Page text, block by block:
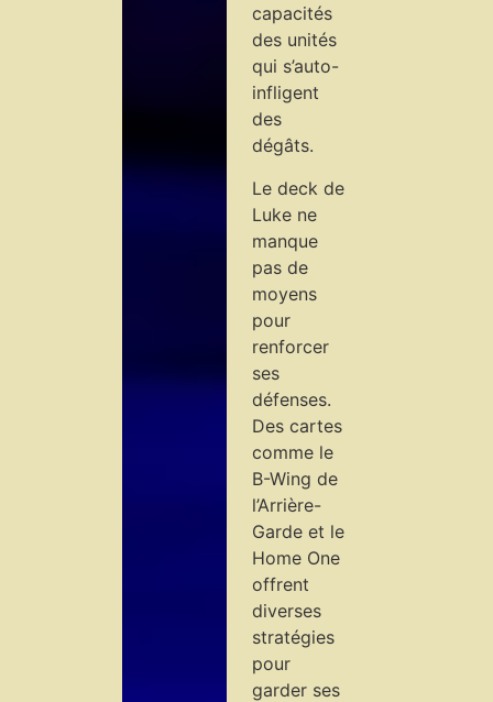
capacités
des unités
qui s’auto-
infligent
des
dégâts.
Le deck de
Luke ne
manque
pas de
moyens
pour
renforcer
ses
défenses.
Des cartes
comme le
B-Wing de
l’Arrière-
Garde et le
Home One
offrent
diverses
stratégies
pour
garder ses